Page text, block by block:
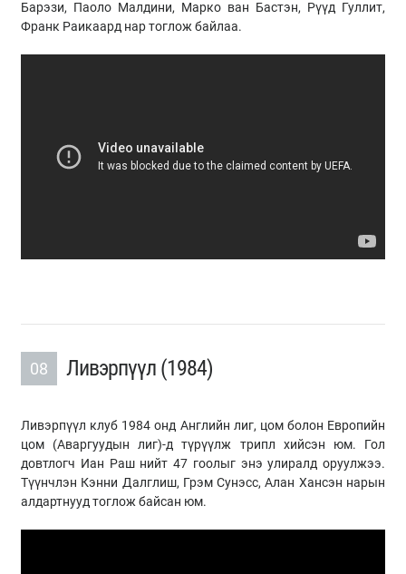
Барэзи, Паоло Малдини, Марко ван Бастэн, Рүүд Гуллит,
Франк Раикаард нар тоглож байлаа.
08 Ливэрпүүл (1984)
Ливэрпүүл клуб 1984 онд Английн лиг, цом болон Европийн
цом (Аваргуудын лиг)-д түрүүлж трипл хийсэн юм. Гол
довтлогч Иан Раш нийт 47 гоолыг энэ улиралд оруулжээ.
Түүнчлэн Кэнни Далглиш, Грэм Сунэсс, Алан Хансэн нарын
алдартнууд тоглож байсан юм.